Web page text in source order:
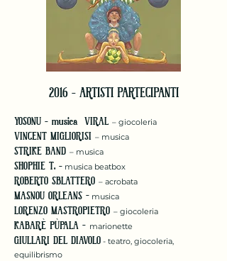
2016 - ARTISTI PARTECIPANTI
YOSONU - musica VIRAL – giocoleria
VINCENT MIGLIORISI – musica
STRIKE BAND – musica
SHOPHIE T. - musica beatbox
ROBERTO SBLATTERO – acrobata
MASNOU ORLEANS – musica
LORENZO MASTROPIETRO – giocoleria
KABARÈ PÙPALA – marionette
GIULLARI DEL DIAVOLO - teatro, giocoleria,
equilibrismo